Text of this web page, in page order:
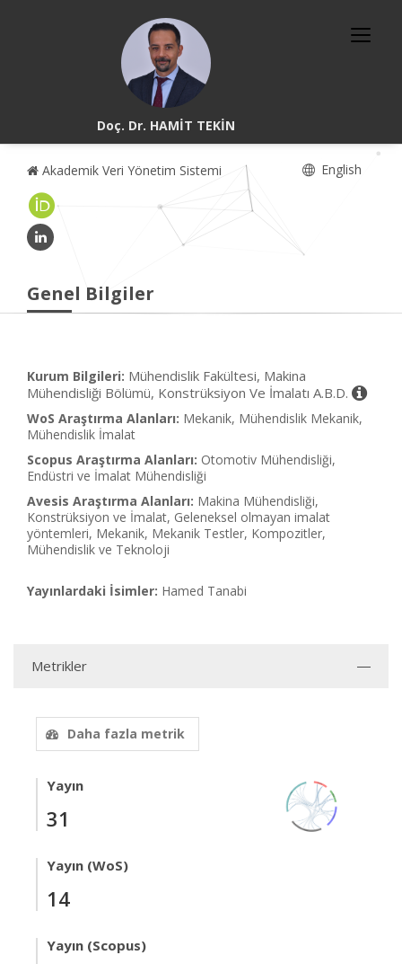
Doç. Dr. HAMİT TEKİN
Akademik Veri Yönetim Sistemi English
Genel Bilgiler
Kurum Bilgileri: Mühendislik Fakültesi, Makina
Mühendisliği Bölümü, Konstrüksiyon Ve İmalatı A.B.D.
WoS Araştırma Alanları: Mekanik, Mühendislik Mekanik,
Mühendislik İmalat
Scopus Araştırma Alanları: Otomotiv Mühendisliği,
Endüstri ve İmalat Mühendisliği
Avesis Araştırma Alanları: Makina Mühendisliği,
Konstrüksiyon ve İmalat, Geleneksel olmayan imalat
yöntemleri, Mekanik, Mekanik Testler, Kompozitler,
Mühendislik ve Teknoloji
Yayınlardaki İsimler: Hamed Tanabi
Metrikler
Daha fazla metrik
Yayın
31
Yayın (WoS)
14
Yayın (Scopus)